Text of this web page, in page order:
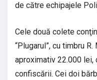
de către echipajele
Cele două colete
“Plugarul”, cu timbru
aproximativ 22.000 lei,
confiscării. Cei doi